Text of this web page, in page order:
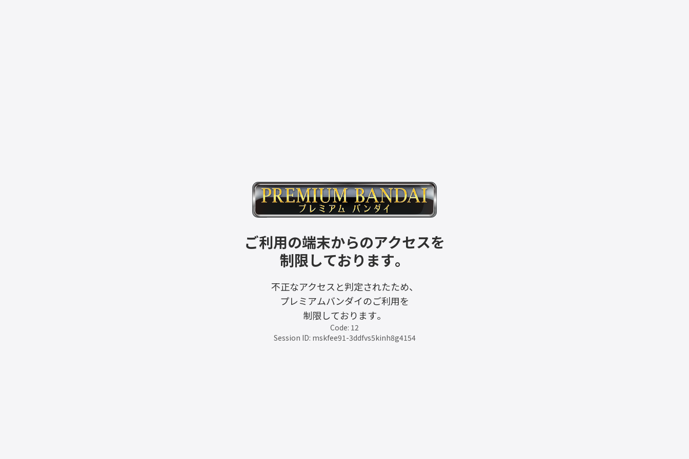
ご利用の端末からのアクセスを
制限しております。
不正なアクセスと判定されたため、
プレミアムバンダイのご利用を
制限しております。
Code: 12
Session ID: mskfee91-3ddfvs5kinh8g4154